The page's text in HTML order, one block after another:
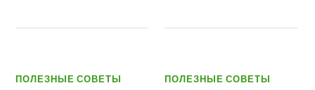
ПОЛЕЗНЫЕ СОВЕТЫ ПОЛЕЗНЫЕ СОВЕТЫ